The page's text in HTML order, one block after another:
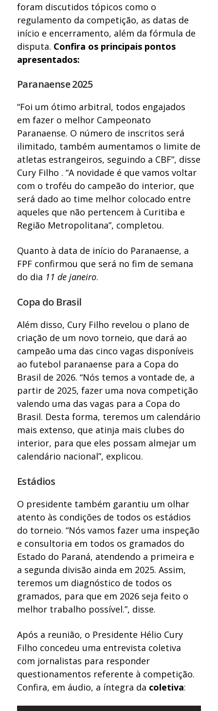
foram discutidos tópicos como o
regulamento da competição, as datas de
início e encerramento, além da fórmula de
disputa. Confira os principais pontos
apresentados:
Paranaense 2025
“Foi um ótimo arbitral, todos engajados
em fazer o melhor Campeonato
Paranaense. O número de inscritos será
ilimitado, também aumentamos o limite de
atletas estrangeiros, seguindo a CBF”, disse
Cury Filho . “A novidade é que vamos voltar
com o troféu do campeão do interior, que
será dado ao time melhor colocado entre
aqueles que não pertencem à Curitiba e
Região Metropolitana”, completou.
Quanto à data de início do Paranaense, a
FPF confirmou que será no fim de semana
do dia 11 de janeiro.
Copa do Brasil
Além disso, Cury Filho revelou o plano de
criação de um novo torneio, que dará ao
campeão uma das cinco vagas disponíveis
ao futebol paranaense para a Copa do
Brasil de 2026. “Nós temos a vontade de, a
partir de 2025, fazer uma nova competição
valendo uma das vagas para a Copa do
Brasil. Desta forma, teremos um calendário
mais extenso, que atinja mais clubes do
interior, para que eles possam almejar um
calendário nacional”, explicou.
Estádios
O presidente também garantiu um olhar
atento às condições de todos os estádios
do torneio. “Nós vamos fazer uma inspeção
e consultoria em todos os gramados do
Estado do Paraná, atendendo a primeira e
a segunda divisão ainda em 2025. Assim,
teremos um diagnóstico de todos os
gramados, para que em 2026 seja feito o
melhor trabalho possível.”, disse.
Após a reunião, o Presidente Hélio Cury
Filho concedeu uma entrevista coletiva
com jornalistas para responder
questionamentos referente à competição.
Confira, em áudio, a íntegra da coletiva: